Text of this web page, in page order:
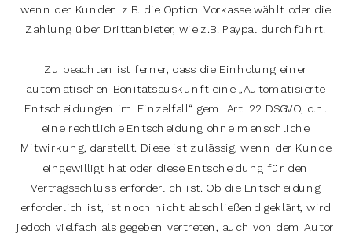
wenn der Kunden z.B. die Option Vorkasse wählt oder die
Zahlung über Drittanbieter, wie z.B. Paypal durchführt.
Zu beachten ist ferner, dass die Einholung einer
automatischen Bonitätsauskunft eine „Automatisierte
Entscheidungen im Einzelfall“ gem. Art. 22 DSGVO, d.h.
eine rechtliche Entscheidung ohne menschliche
Mitwirkung, darstellt. Diese ist zulässig, wenn der Kunde
eingewilligt hat oder diese Entscheidung für den
Vertragsschluss erforderlich ist. Ob die Entscheidung
erforderlich ist, ist noch nicht abschließend geklärt, wird
jedoch vielfach als gegeben vertreten, auch von dem Autor